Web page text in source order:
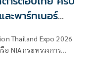
ะพาร์ทเนอร์
กิจจริง
Thailand Expo 2026
NIA กระทรวงการ